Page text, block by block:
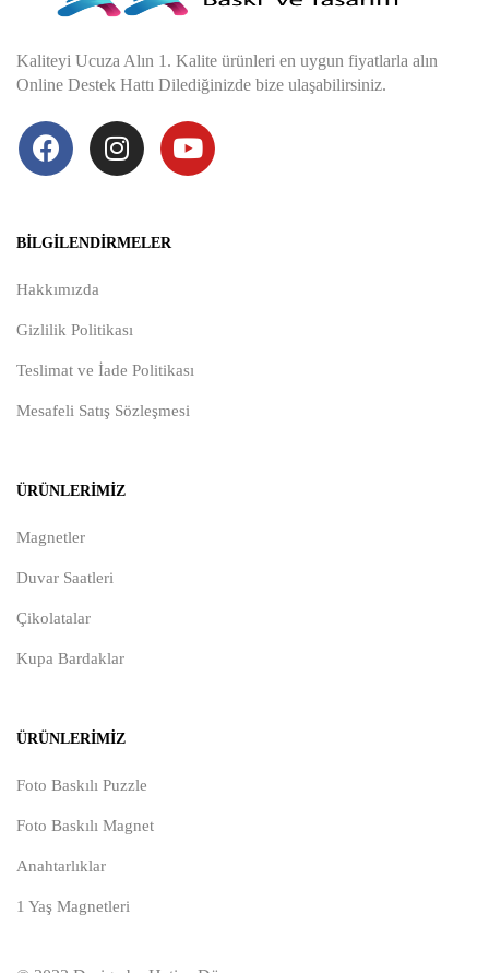
Kaliteyi Ucuza Alın 1. Kalite ürünleri en uygun fiyatlarla alın
Online Destek Hattı Dilediğinizde bize ulaşabilirsiniz.
BILGILENDIRMELER
Hakkımızda
Gizlilik Politikası
Teslimat ve İade Politikası
Mesafeli Satış Sözleşmesi
ÜRÜNLERIMIZ
Magnetler
Duvar Saatleri
Çikolatalar
Kupa Bardaklar
ÜRÜNLERIMIZ
Foto Baskılı Puzzle
Foto Baskılı Magnet
Anahtarlıklar
1 Yaş Magnetleri